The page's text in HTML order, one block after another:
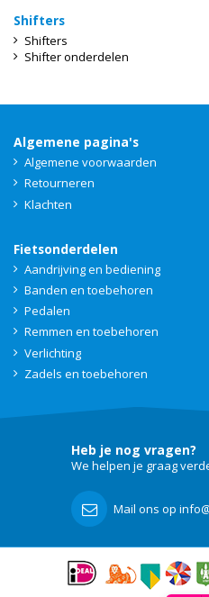
Shifters
Shifters
Shifter onderdelen
Algemene pagina's
Algemene voorwaarden
Retourneren
Klachten
Fietsonderdelen
Aandrijving en bediening
Banden en toebehoren
Pedalen
Remmen en toebehoren
Verlichting
Zadels en toebehoren
Heb je nog vragen?
We helpen je graag
Mail ons op